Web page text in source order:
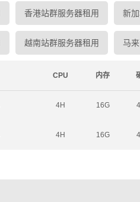
香港站群服务器租用 新
越南站群服务器租用 马
CPU 内存
4H 16G
4H 16G